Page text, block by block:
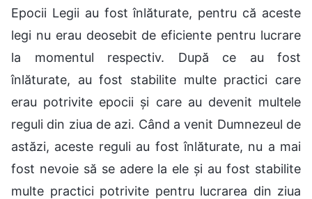
Epocii Legii au fost înlăturate, pentru că aceste
legi nu erau deosebit de eficiente pentru lucrare
la momentul respectiv. După ce au fost
înlăturate, au fost stabilite multe practici care
erau potrivite epocii și care au devenit multele
reguli din ziua de azi. Când a venit Dumnezeul de
astăzi, aceste reguli au fost înlăturate, nu a mai
fost nevoie să se adere la ele și au fost stabilite
multe practici potrivite pentru lucrarea din ziua